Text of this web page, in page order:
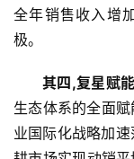
全年销售收入增
极。
其四,复星赋
生态体系的全面
业国际化战略加